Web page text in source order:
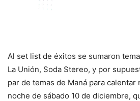
Al set list de éxitos se sumaron
La Unión, Soda Stereo, y por
par de temas de Maná para calentar
noche de sábado 10 de diciembre,